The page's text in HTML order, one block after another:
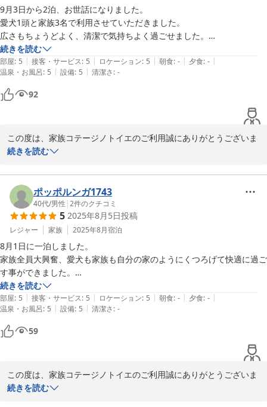
ノトイエは全５棟全て愛犬可、温泉、屋根付きバーベキュー完備、
それぞれのコテージは内装デザインが異なりますので、次回は別の
コテージのご利用も検討いただけますと幸いです。
この度は、うれしいコメントをありがとうございました。
今後も、より一層のサービス向上に努めて参ります。
またのご利用、心よりお待ちしております。
家族コテージ ノトイエ
9月3日から2泊、お世話になりました。
愛犬1頭と家族3名で利用させていただきました。
広さもちょうどよく、清潔で気持ちよく過ごせました。
お風呂は温泉で、ゆったりと贅沢に入ることができ大満足でした！
キッチンも使いやすく、ご当地の食材を購入してきて調理しました。輪
島朝市で購入した干物を朝食に焼いて食べたり、スーパーで買った能登
牛をステーキにしたり♪♪♪
自炊の出来る宿泊施設ならではの楽しみ方が出来ました！
暑かったのでバーベキューはやめましたが、食材さえ購入してきたらた
七尾市まで30分ちょっと、輪島市まで1時間ちょっととアクセスもよ
く、震災の被害と復興状況を実際にこの目で確かめることができまし
た。
能登に出かける時は、また利用したいと思いました！
続きを読む
部屋: 5 | 接客・サービス: 5 | ロケーション: 5 | 朝食: - | 夕食: - |
温泉・お風呂: 5 | 設備: 5 | 清潔さ: -
92
この度は、家族コテージノトイエのご利用誠にありがとうございま
す。
よりです。
ノトイエは、お客様にとっての第二の我が家でありたいと思ってお
りますが、お料理や温泉など、楽しい滞在のお手伝いが出来てうれ
しく思います。
小鳥のさえずりや虫の鳴き声の中でのバーベキューは格別ですの
で、機会がございましたら、ご利用をお待ちしております。
震災から１年と８カ月、能登は少しづつ前進しておりますので、引
き続きの応援よろしくお願いいたします。
この度は、嬉しいコメントをありがとうございました。
家族コテージ ノトイエ
続きを読む
ポッポルンガ1743
40代/男性 |2件のクチコミ
5 2025年8月5日投稿
レジャー 家族 2025年8月宿泊
8月1日に一泊しました。
家族全員大興奮、愛犬も家族も自分の家のようにくつろげて快適に過ご
す事ができました。
消耗品、備品なども充実しており、オーナーさんの気配りが感じられと
ても有り難く、うれしく思いました。
次は違う棟にしようか、また同じところもいいな、連泊もいいな・・・
など考えるのが楽しいです。また利用させて頂きます。
友人達にもオススメしています。
続きを読む
部屋: 5 | 接客・サービス: 5 | ロケーション: 5 | 朝食: - | 夕食: - |
温泉・お風呂: 5 | 設備: 5 | 清潔さ: -
59
この度は、家族コテージノトイエのご利用誠にありがとうございま
す。
続きを読む